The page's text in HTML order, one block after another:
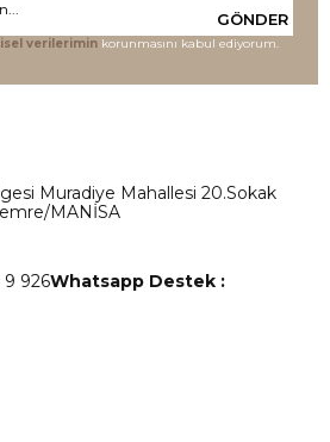
GÖNDER
verilerimin korunmasını kabul ediyorum.
Muradiye Mahallesi 20.Sokak
MANİSA
9 926Whatsapp Destek :